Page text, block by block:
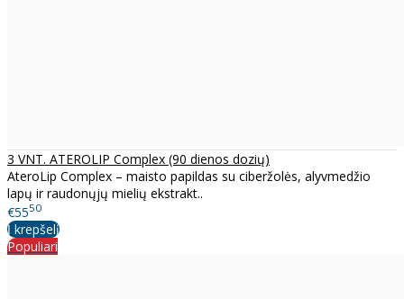
3 VNT. ATEROLIP Complex (90 dienos dozių)
AteroLip Complex – maisto papildas su ciberžolės, alyvmedžio
lapų ir raudonųjų mielių ekstrakt..
€5550
Į krepšelį
Populiari